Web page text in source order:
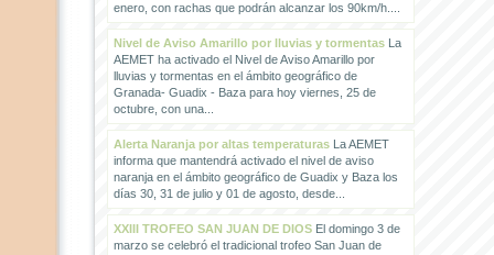
enero, con rachas que podrán alcanzar los 90km/h....
Nivel de Aviso Amarillo por lluvias y tormentasLa
AEMET ha activado el Nivel de Aviso Amarillo por
lluvias y tormentas en el ámbito geográfico de
Granada- Guadix - Baza para hoy viernes, 25 de
octubre, con una...
Alerta Naranja por altas temperaturasLa AEMET
informa que mantendrá activado el nivel de aviso
naranja en el ámbito geográfico de Guadix y Baza los
días 30, 31 de julio y 01 de agosto, desde...
XXIII TROFEO SAN JUAN DE DIOSEl domingo 3 de
marzo se celebró el tradicional trofeo San Juan de